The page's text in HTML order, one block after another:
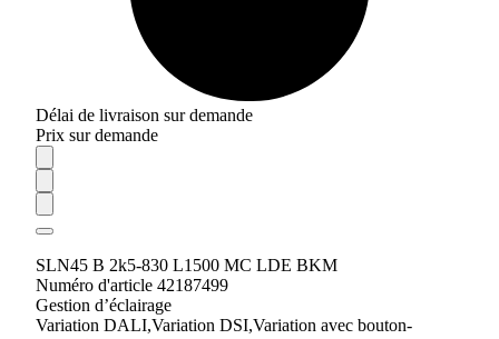
Délai de livraison sur demande
Prix sur demande
SLN45 B 2k5-830 L1500 MC LDE BKM
Numéro d'article 42187499
Gestion d’éclairage
Variation DALI,Variation DSI,Variation avec bouton-